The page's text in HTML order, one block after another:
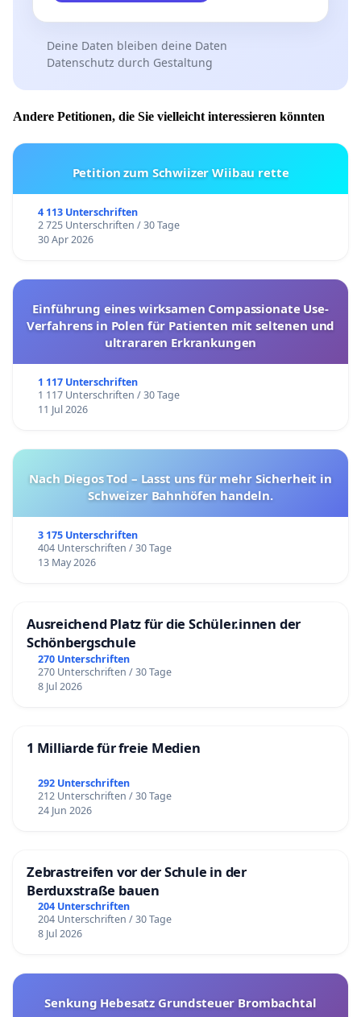
Deine Daten bleiben deine Daten
Datenschutz durch Gestaltung
Andere Petitionen, die Sie vielleicht interessieren könnten
Petition zum Schwiizer Wiibau rette
4 113 Unterschriften
2 725 Unterschriften / 30 Tage
30 Apr 2026
Einführung eines wirksamen Compassionate Use-
Verfahrens in Polen für Patienten mit seltenen und
ultrararen Erkrankungen
1 117 Unterschriften
1 117 Unterschriften / 30 Tage
11 Jul 2026
Nach Diegos Tod – Lasst uns für mehr Sicherheit in
Schweizer Bahnhöfen handeln.
3 175 Unterschriften
404 Unterschriften / 30 Tage
13 May 2026
Ausreichend Platz für die Schüler.innen der
Schönbergschule
270 Unterschriften
270 Unterschriften / 30 Tage
8 Jul 2026
1 Milliarde für freie Medien
292 Unterschriften
212 Unterschriften / 30 Tage
24 Jun 2026
Zebrastreifen vor der Schule in der
Berduxstraße bauen
204 Unterschriften
204 Unterschriften / 30 Tage
8 Jul 2026
Senkung Hebesatz Grundsteuer Brombachtal